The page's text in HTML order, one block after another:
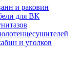
и раковин
для ВК
и уголков